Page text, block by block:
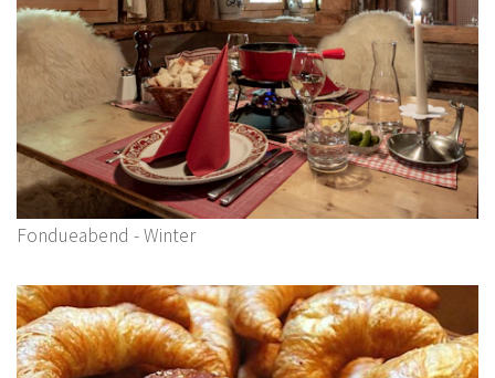
Fondueabend - Winter